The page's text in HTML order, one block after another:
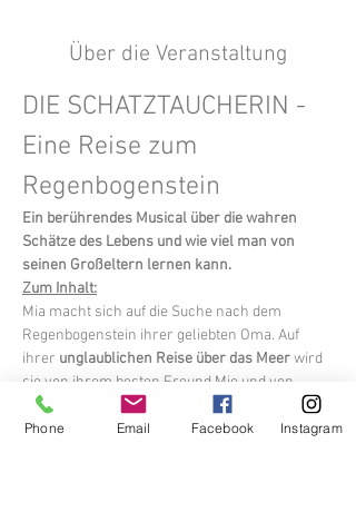
Über die Veranstaltung
DIE SCHATZTAUCHERIN -
Eine Reise zum
Regenbogenstein
Ein berührendes Musical über die wahren
Schätze des Lebens und wie viel man von
seinen Großeltern lernen kann.
Zum Inhalt:
Mia macht sich auf die Suche nach dem
Regenbogenstein ihrer geliebten Oma. Auf
ihrer unglaublichen Reise über das Meer wird
sie von ihrem besten Freund Mio und von
Blanchette, einer magischen weißen Katze,
begleitet. Gemeinsam tauchen sie in
Phone Email Facebook Instagram